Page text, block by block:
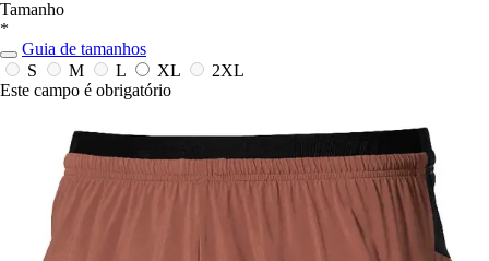
Tamanho
*
Guia de tamanhos
S
M L XL
2XL
Este campo é obrigatório